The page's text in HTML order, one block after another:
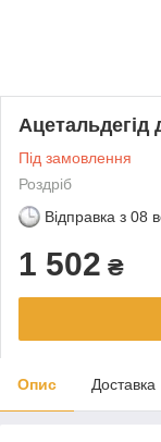
Ацетальдегід
Під замовлення
Роздріб
Відправка з 08
1 502 ₴
Опис Доставка